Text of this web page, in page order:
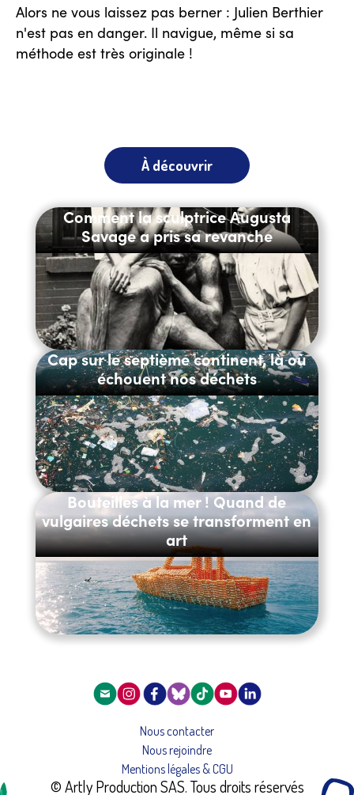
Alors ne vous laissez pas berner : Julien Berthier
n'est pas en danger. Il navigue, même si sa
méthode est très originale !
À découvrir
Comment la sculptrice Augusta
Savage a pris sa revanche
Cap sur le septième continent, là où
échouent nos déchets
Bouteilles à la mer ! Quand de
vulgaires déchets se transforment en
art
Nous contacter
Nous rejoindre
Mentions légales & CGU
© Artly Production SAS. Tous droits réservés